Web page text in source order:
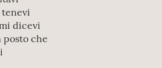
tenevi
dicevi
posto che